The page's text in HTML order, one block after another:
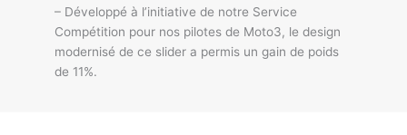
– Développé à l’initiative de notre Service
Compétition pour nos pilotes de Moto3, le design
modernisé de ce slider a permis un gain de poids
de 11%.